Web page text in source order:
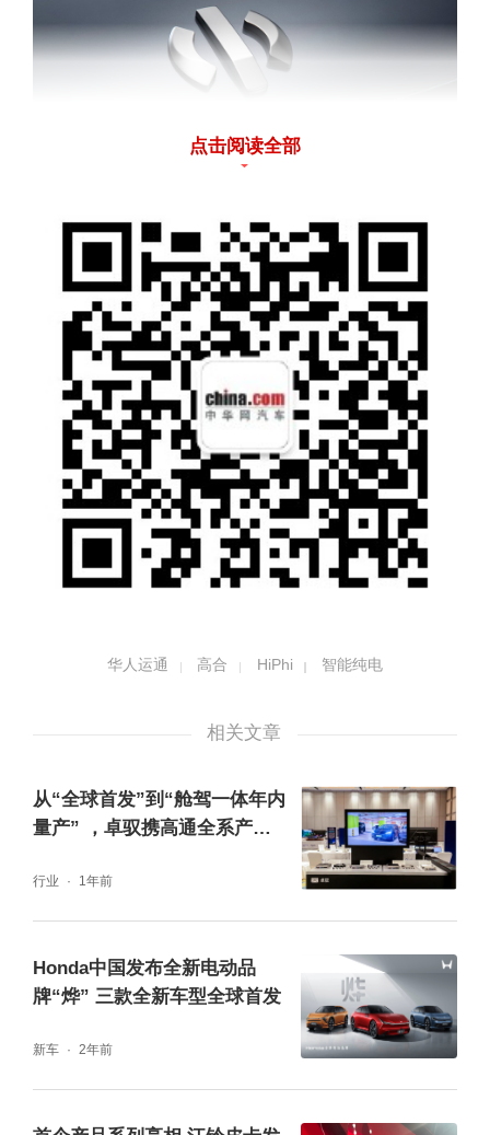
除了空间和时间，“合”而不同的理念中，还蕴
含着理性与感性、科学与艺术共融平衡的思维
方式，和以终为始，把创新最终变成创造，落
地每一个承诺的品牌主张。多元包容的品牌和
Logo，是实现“合”而不同的平衡和协调，是完
美的系统运行，也是华人运通“三智”战略的重
要体现。
打造全新品类，解锁智能汽车真正奥义
新品牌，是为打造全新品类而来。新能源、人
影响和推动整个行业的发展。面对产业变革的
发展的速度和需求，人类出行的未来需要升维
的系统性解决方案。新品类，并不意味着将再
多一辆传统意义的车，而是要将“车、路、
现落地。
点击阅读全部
华人运通 高合 HiPhi 智能纯电
相关文章
从“全球首发”到“舱驾一体年内
量产” ，卓驭携高通全系产品
行业 1年前
Honda中国发布全新电动品
牌“烨” 三款全新车型全球首发
新车 2年前